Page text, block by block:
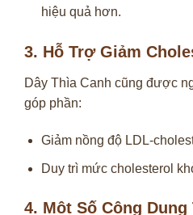
hiệu quả hơn.
3. Hỗ Trợ Giảm
Dây Thìa Canh cũng được
góp phần:
Giảm nồng độ LDL-
Duy trì mức cholesterol
4. Một Số Công